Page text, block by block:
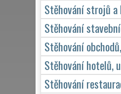
Stěhování strojů a
Stěhování
Stěhování
Stěhování hotelů,
Stěhování